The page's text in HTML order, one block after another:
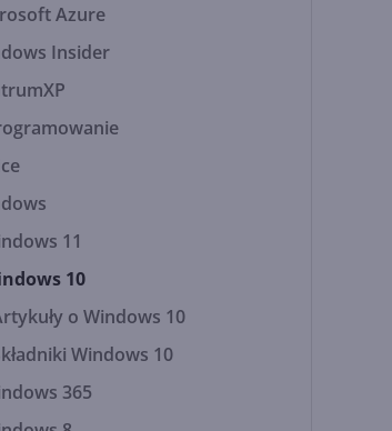
Azure
Insider
11
10
o Windows 10
Windows 10
365